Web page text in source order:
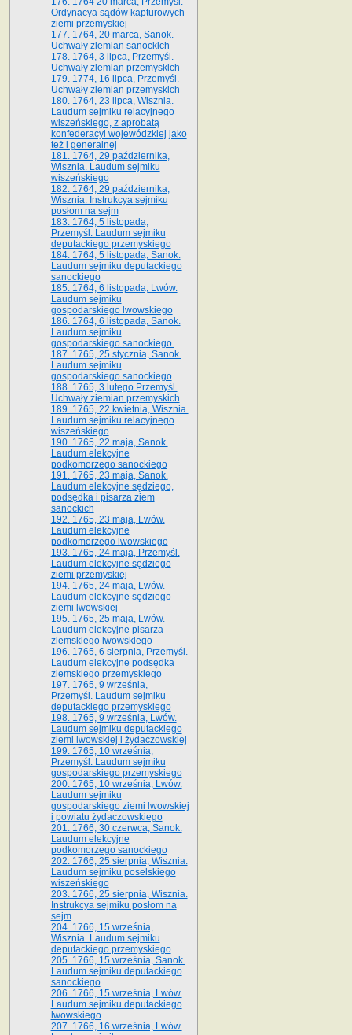
Ordynacya sądów kapturowych
ziemi przemyskiej
177. 1764, 20 marca, Sanok.
Uchwały ziemian sanockich
178. 1764, 3 lipca, Przemyśl.
Uchwały ziemian przemyskich
179. 1774, 16 lipca, Przemyśl.
Uchwały ziemian przemyskich
180. 1764, 23 lipca, Wisznia.
Laudum sejmiku relacyjnego
wiszeńskiego, z aprobatą
konfederacyi wojewódzkiej jako
też i generalnej
181. 1764, 29 października,
Wisznia. Laudum sejmiku
wiszeńskiego
182. 1764, 29 października,
Wisznia. Instrukcya sejmiku
posłom na sejm
183. 1764, 5 listopada,
Przemyśl. Laudum sejmiku
deputackiego przemyskiego
184. 1764, 5 listopada, Sanok.
Laudum sejmiku deputackiego
sanockiego
185. 1764, 6 listopada, Lwów.
Laudum sejmiku
gospodarskiego lwowskiego
186. 1764, 6 listopada, Sanok.
Laudum sejmiku
gospodarskiego sanockiego.
187. 1765, 25 stycznia, Sanok.
Laudum sejmiku
gospodarskiego sanockiego
188. 1765, 3 lutego Przemyśl.
Uchwały ziemian przemyskich
189. 1765, 22 kwietnia, Wisznia.
Laudum sejmiku relacyjnego
wiszeńskiego
190. 1765, 22 maja, Sanok.
Laudum elekcyjne
podkomorzego sanockiego
191. 1765, 23 maja, Sanok.
Laudum elekcyjne sędziego,
podsędka i pisarza ziem
sanockich
192. 1765, 23 maja, Lwów.
Laudum elekcyjne
podkomorzego lwowskiego
193. 1765, 24 maja, Przemyśl.
Laudum elekcyjne sędziego
ziemi przemyskiej
194. 1765, 24 maja, Lwów.
Laudum elekcyjne sędziego
ziemi lwowskiej
195. 1765, 25 maja, Lwów.
Laudum elekcyjne pisarza
ziemskiego lwowskiego
196. 1765, 6 sierpnia, Przemyśl.
Laudum elekcyjne podsędka
ziemskiego przemyskiego
197. 1765, 9 września,
Przemyśl. Laudum sejmiku
deputackiego przemyskiego
198. 1765, 9 września, Lwów.
Laudum sejmiku deputackiego
ziemi lwowskiej i żydaczowskiej
199. 1765, 10 września,
Przemyśl. Laudum sejmiku
gospodarskiego przemyskiego
200. 1765, 10 września, Lwów.
Laudum sejmiku
gospodarskiego ziemi lwowskiej
i powiatu żydaczowskiego
201. 1766, 30 czerwca, Sanok.
Laudum elekcyjne
podkomorzego sanockiego
202. 1766, 25 sierpnia, Wisznia.
Laudum sejmiku poselskiego
wiszeńskiego
203. 1766, 25 sierpnia, Wisznia.
Instrukcya sejmiku posłom na
sejm
204. 1766, 15 września,
Wisznia. Laudum sejmiku
deputackiego przemyskiego
205. 1766, 15 września, Sanok.
Laudum sejmiku deputackiego
sanockiego
206. 1766, 15 września, Lwów.
Laudum sejmiku deputackiego
lwowskiego
207. 1766, 16 września, Lwów.